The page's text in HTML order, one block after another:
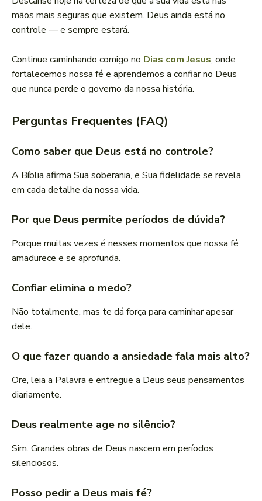
mãos mais seguras que existem. Deus ainda está no
controle — e sempre estará.
Continue caminhando comigo no Dias com Jesus, onde
fortalecemos nossa fé e aprendemos a confiar no Deus
que nunca perde o governo da nossa história.
Perguntas Frequentes (FAQ)
Como saber que Deus está no controle?
A Bíblia afirma Sua soberania, e Sua fidelidade se revela
em cada detalhe da nossa vida.
Por que Deus permite períodos de dúvida?
Porque muitas vezes é nesses momentos que nossa fé
amadurece e se aprofunda.
Confiar elimina o medo?
Não totalmente, mas te dá força para caminhar apesar
dele.
O que fazer quando a ansiedade fala mais alto?
Ore, leia a Palavra e entregue a Deus seus pensamentos
diariamente.
Deus realmente age no silêncio?
Sim. Grandes obras de Deus nascem em períodos
silenciosos.
Posso pedir a Deus mais fé?